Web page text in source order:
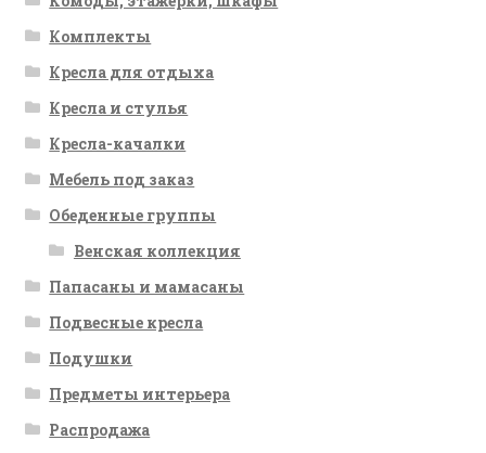
Комплекты
Кресла для отдыха
Кресла и стулья
Кресла-качалки
Мебель под заказ
Обеденные группы
Венская коллекция
Папасаны и мамасаны
Подвесные кресла
Подушки
Предметы интерьера
Распродажа